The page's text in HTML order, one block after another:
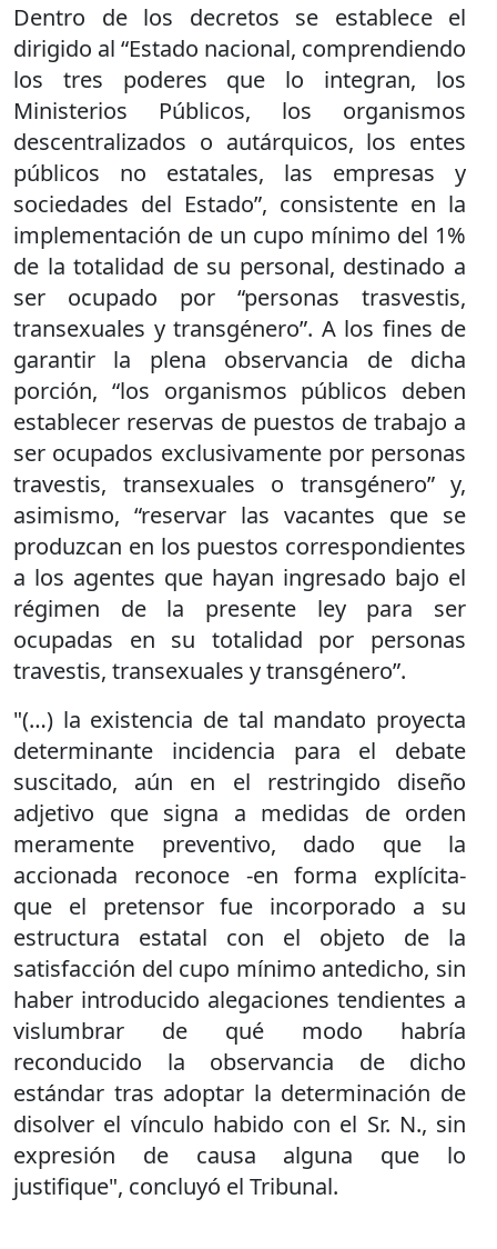
Dentro de los decretos se establece el
dirigido al “Estado nacional, comprendiendo
los tres poderes que lo integran, los
Ministerios Públicos, los organismos
descentralizados o autárquicos, los entes
públicos no estatales, las empresas y
sociedades del Estado”, consistente en la
implementación de un cupo mínimo del 1%
de la totalidad de su personal, destinado a
ser ocupado por “personas trasvestis,
transexuales y transgénero”. A los fines de
garantir la plena observancia de dicha
porción, “los organismos públicos deben
establecer reservas de puestos de trabajo a
ser ocupados exclusivamente por personas
travestis, transexuales o transgénero” y,
asimismo, “reservar las vacantes que se
produzcan en los puestos correspondientes
a los agentes que hayan ingresado bajo el
régimen de la presente ley para ser
ocupadas en su totalidad por personas
travestis, transexuales y transgénero”.
"(…) la existencia de tal mandato proyecta
determinante incidencia para el debate
suscitado, aún en el restringido diseño
adjetivo que signa a medidas de orden
meramente preventivo, dado que la
accionada reconoce -en forma explícita-
que el pretensor fue incorporado a su
estructura estatal con el objeto de la
satisfacción del cupo mínimo antedicho, sin
haber introducido alegaciones tendientes a
vislumbrar de qué modo habría
reconducido la observancia de dicho
estándar tras adoptar la determinación de
disolver el vínculo habido con el Sr. N., sin
expresión de causa alguna que lo
justifique", concluyó el Tribunal.